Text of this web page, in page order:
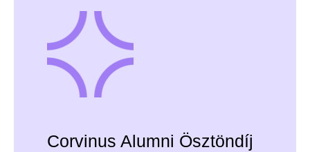
Corvinus Alumni Ösztöndíj